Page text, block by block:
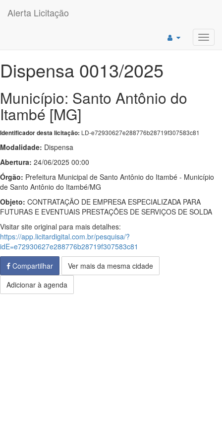
Alerta Licitação
Dispensa 0013/2025
Município: Santo Antônio do
Itambé [MG]
Identificador desta licitação: LD-e72930627e288776b28719f307583c81
Modalidade: Dispensa
Abertura: 24/06/2025 00:00
Órgão: Prefeitura Municipal de Santo Antônio do Itambé - Município
de Santo Antônio do Itambé/MG
Objeto: CONTRATAÇÃO DE EMPRESA ESPECIALIZADA PARA
FUTURAS E EVENTUAIS PRESTAÇÕES DE SERVIÇOS DE SOLDA
Visitar site original para mais detalhes:
https://app.licitardigital.com.br/pesquisa/?
idE=e72930627e288776b28719f307583c81
Compartilhar
Ver mais da mesma cidade
Adicionar à agenda